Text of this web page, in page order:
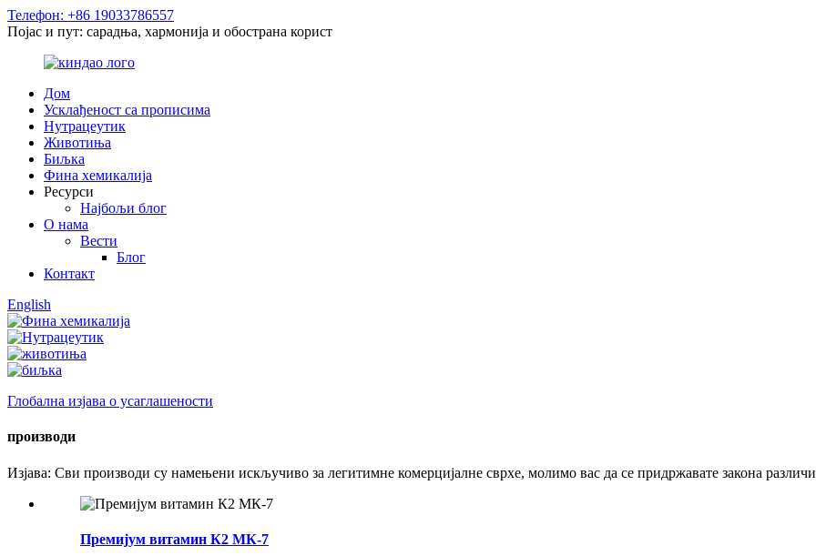
Телефон: +86 19033786557
Појас и пут: сарадња, хармонија и обострана корист
Дом
Усклађеност са прописима
Нутрацеутик
Животиња
Биљка
Фина хемикалија
Ресурси
Најбољи блог
О нама
Вести
Блог
Контакт
English
Глобална изјава о усаглашености
производи
Изјава: Сви производи су намењени искључиво за легитимне комерцијалне сврхе, молимо вас да се придржавате закона
Премијум витамин К2 МК-7